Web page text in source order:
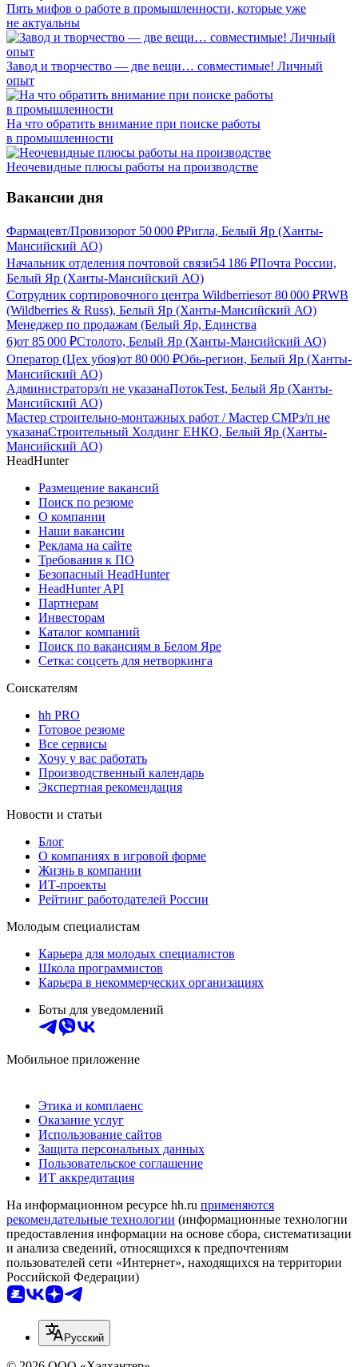
Пять мифов о работе в промышленности, которые уже
не актуальны
Завод и творчество — две вещи… совместимые! Личный
опыт
На что обратить внимание при поиске работы
в промышленности
Неочевидные плюсы работы на производстве
Вакансии дня
Фармацевт/Провизорот 50 000 ₽Ригла, Белый Яр (Ханты-
Мансийский АО)
Начальник отделения почтовой связи54 186 ₽Почта России,
Белый Яр (Ханты-Мансийский АО)
Сотрудник сортировочного центра Wildberriesот 80 000 ₽RWB
(Wildberries & Russ), Белый Яр (Ханты-Мансийский АО)
Менеджер по продажам (Белый Яр, Единства
6)от 85 000 ₽Столото, Белый Яр (Ханты-Мансийский АО)
Оператор (Цех убоя)от 80 000 ₽Обь-регион, Белый Яр (Ханты-
Мансийский АО)
Администраторз/п не указанаПотокTest, Белый Яр (Ханты-
Мансийский АО)
Мастер строительно-монтажных работ / Мастер СМРз/п не
указанаСтроительный Холдинг ЕНКО, Белый Яр (Ханты-
Мансийский АО)
HeadHunter
Размещение вакансий
Поиск по резюме
О компании
Наши вакансии
Реклама на сайте
Требования к ПО
Безопасный HeadHunter
HeadHunter API
Партнерам
Инвесторам
Каталог компаний
Поиск по вакансиям в Белом Яре
Сетка: соцсеть для нетворкинга
Соискателям
hh PRO
Готовое резюме
Все сервисы
Хочу у вас работать
Производственный календарь
Экспертная рекомендация
Новости и статьи
Блог
О компаниях в игровой форме
Жизнь в компании
ИТ-проекты
Рейтинг работодателей России
Молодым специалистам
Карьера для молодых специалистов
Школа программистов
Карьера в некоммерческих организациях
Боты для уведомлений
Мобильное приложение
Этика и комплаенс
Оказание услуг
Использование сайтов
Защита персональных данных
Пользовательское соглашение
ИТ аккредитация
На информационном ресурсе hh.ru применяются
рекомендательные технологии (информационные технологии
предоставления информации на основе сбора, систематизации
и анализа сведений, относящихся к предпочтениям
пользователей сети «Интернет», находящихся на территории
Российской Федерации)
Русский